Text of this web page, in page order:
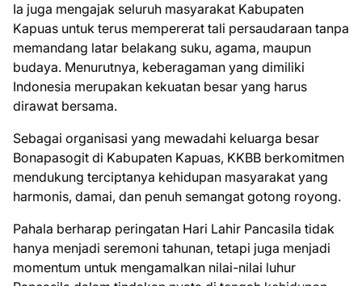
Ia juga mengajak seluruh masyarakat Kabupaten
Kapuas untuk terus mempererat tali persaudaraan tanpa
memandang latar belakang suku, agama, maupun
budaya. Menurutnya, keberagaman yang dimiliki
Indonesia merupakan kekuatan besar yang harus
dirawat bersama.
Sebagai organisasi yang mewadahi keluarga besar
Bonapasogit di Kabupaten Kapuas, KKBB berkomitmen
mendukung terciptanya kehidupan masyarakat yang
harmonis, damai, dan penuh semangat gotong royong.
Pahala berharap peringatan Hari Lahir Pancasila tidak
hanya menjadi seremoni tahunan, tetapi juga menjadi
momentum untuk mengamalkan nilai-nilai luhur